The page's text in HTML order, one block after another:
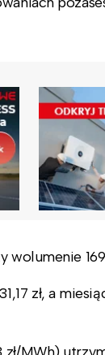
wolumenie
zł, a
MWh)